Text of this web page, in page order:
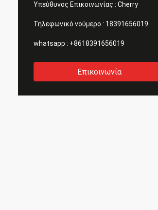
Υπεύθυνος Επικοινωνίας : Cherry
Τηλεφωνικό νούμερο : 18391656019
whatsapp : +8618391656019
Επικοινωνία